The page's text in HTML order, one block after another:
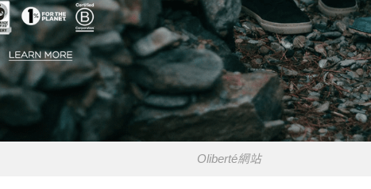
Oliberté網站